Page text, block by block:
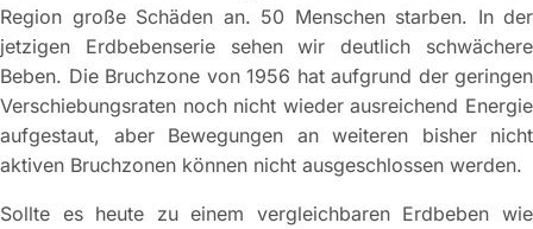
Region große Schäden an. 50 Menschen starben. In der
jetzigen Erdbebenserie sehen wir deutlich schwächere
Beben. Die Bruchzone von 1956 hat aufgrund der geringen
Verschiebungsraten noch nicht wieder ausreichend Energie
aufgestaut, aber Bewegungen an weiteren bisher nicht
aktiven Bruchzonen können nicht ausgeschlossen werden.
Sollte es heute zu einem vergleichbaren Erdbeben wie